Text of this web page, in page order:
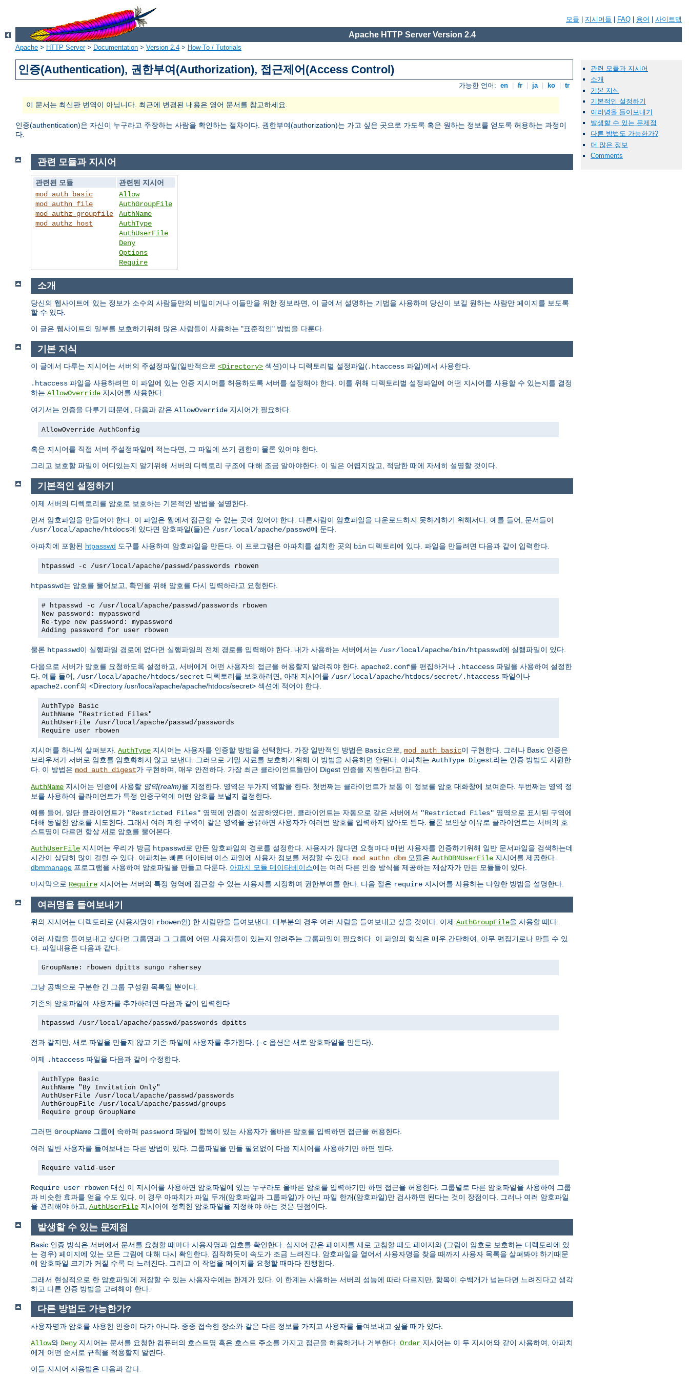
모듈 지시어들 FAQ 용어 사이트맵
Apache HTTP Server Version 2.4
Apache > HTTP Server> Documentation > Version 2.4 > How-To / Tutorials
인증(Authentication), 권한부여(Authorization), 접근제어(Access Control)
가능한 언어: en fr ja ko tr
이 문서는 최신판 번역이 아닙니다. 최근에 변경된 내용은 영어 문서를 참고하세요.
인증(authentication)은 자신이 누구라고 주장하는 사람을 확인하는 절차이다. 권한부여(authorization)는 가고 싶은 곳으로 가도록 혹은 원하는 정보를 얻도록 허용하는 과정이
다.
관련 모듈과 지시어
소개
기본 지식
기본적인 설정하기
여러명을 들여보내기
발생할 수 있는 문제점
다른 방법도 가능한가?
더 많은 정보
Comments
관련 모듈과 지시어
관련된 모듈
관련된 지시어
mod_auth_basic
mod_authn_file
mod_authz_groupfile
mod_authz_host
Allow
AuthGroupFile
AuthName
AuthType
AuthUserFile
Deny
Options
Require
소개
당신의 웹사이트에 있는 정보가 소수의 사람들만의 비밀이거나 이들만을 위한 정보라면, 이 글에서 설명하는 기법을 사용하여 당신이 보길 원하는 사람만 페이지를 보도록
할 수 있다.
이 글은 웹사이트의 일부를 보호하기위해 많은 사람들이 사용하는 "표준적인" 방법을 다룬다.
기본 지식
이 글에서 다루는 지시어는 서버의 주설정파일(일반적으로 <Directory> 섹션)이나 디렉토리별 설정파일(.htaccess 파일)에서 사용한다.
.htaccess 파일을 사용하려면 이 파일에 있는 인증 지시어를 허용하도록 서버를 설정해야 한다. 이를 위해 디렉토리별 설정파일에 어떤 지시어를 사용할 수 있는지를 결정
하는 AllowOverride 지시어를 사용한다.
여기서는 인증을 다루기 때문에, 다음과 같은 AllowOverride 지시어가 필요하다.
AllowOverride AuthConfig
혹은 지시어를 직접 서버 주설정파일에 적는다면, 그 파일에 쓰기 권한이 물론 있어야 한다.
그리고 보호할 파일이 어디있는지 알기위해 서버의 디렉토리 구조에 대해 조금 알아야한다. 이 일은 어렵지않고, 적당한 때에 자세히 설명할 것이다.
기본적인 설정하기
이제 서버의 디렉토리를 암호로 보호하는 기본적인 방법을 설명한다.
먼저 암호파일을 만들어야 한다. 이 파일은 웹에서 접근할 수 없는 곳에 있어야 한다. 다른사람이 암호파일을 다운로드하지 못하게하기 위해서다. 예를 들어, 문서들이
/usr/local/apache/htdocs에 있다면 암호파일(들)은 /usr/local/apache/passwd에 둔다.
아파치에 포함된 htpasswd 도구를 사용하여 암호파일을 만든다. 이 프로그램은 아파치를 설치한 곳의 bin 디렉토리에 있다. 파일을 만들려면 다음과 같이 입력한다.
htpasswd -c /usr/local/apache/passwd/passwords rbowen
htpasswd는 암호를 물어보고, 확인을 위해 암호를 다시 입력하라고 요청한다.
# htpasswd -c /usr/local/apache/passwd/passwords rbowen
New password: mypassword
Re-type new password: mypassword
Adding password for user rbowen
물론 htpasswd이 실행파일 경로에 없다면 실행파일의 전체 경로를 입력해야 한다. 내가 사용하는 서버에서는 /usr/local/apache/bin/htpasswd에 실행파일이 있다.
다음으로 서버가 암호를 요청하도록 설정하고, 서버에게 어떤 사용자의 접근을 허용할지 알려줘야 한다. apache2.conf를 편집하거나 .htaccess 파일을 사용하여 설정한
다. 예를 들어, /usr/local/apache/htdocs/secret 디렉토리를 보호하려면, 아래 지시어를 /usr/local/apache/htdocs/secret/.htaccess 파일이나
apache2.conf의 <Directory /usr/local/apache/apache/htdocs/secret> 섹션에 적어야 한다.
AuthType Basic
AuthName "Restricted Files"
AuthUserFile /usr/local/apache/passwd/passwords
Require user rbowen
지시어를 하나씩 살펴보자. AuthType 지시어는 사용자를 인증할 방법을 선택한다. 가장 일반적인 방법은 Basic으로, mod_auth_basic이 구현한다. 그러나 Basic 인증은
브라우저가 서버로 암호를 암호화하지 않고 보낸다. 그러므로 기밀 자료를 보호하기위해 이 방법을 사용하면 안된다. 아파치는 AuthType Digest라는 인증 방법도 지원한
다. 이 방법은 mod_auth_digest가 구현하며, 매우 안전하다. 가장 최근 클라이언트들만이 Digest 인증을 지원한다고 한다.
AuthName 지시어는 인증에 사용할 영역(realm)을 지정한다. 영역은 두가지 역할을 한다. 첫번째는 클라이언트가 보통 이 정보를 암호 대화창에 보여준다. 두번째는 영역 정
보를 사용하여 클라이언트가 특정 인증구역에 어떤 암호를 보낼지 결정한다.
예를 들어, 일단 클라이언트가 "Restricted Files" 영역에 인증이 성공하였다면, 클라이언트는 자동으로 같은 서버에서 "Restricted Files" 영역으로 표시된 구역에
대해 동일한 암호를 시도한다. 그래서 여러 제한 구역이 같은 영역을 공유하면 사용자가 여러번 암호를 입력하지 않아도 된다. 물론 보안상 이유로 클라이언트는 서버의 호
스트명이 다르면 항상 새로 암호를 물어본다.
AuthUserFile 지시어는 우리가 방금 htpasswd 로 만든 암호파일의 경로를 설정한다. 사용자가 많다면 요청마다 매번 사용자를 인증하기위해 일반 문서파일을 검색하는데
시간이 상당히 많이 걸릴 수 있다. 아파치는 빠른 데이타베이스 파일에 사용자 정보를 저장할 수 있다. mod_authn_dbm 모듈은 AuthDBMUserFile 지시어를 제공한다.
dbmmanage 프로그램을 사용하여 암호파일을 만들고 다룬다. 아파치 모듈 데이타베이스에는 여러 다른 인증 방식을 제공하는 제삼자가 만든 모듈들이 있다.
마지막으로 Require 지시어는 서버의 특정 영역에 접근할 수 있는 사용자를 지정하여 권한부여를 한다. 다음 절은 require 지시어를 사용하는 다양한 방법을 설명한다.
여러명을 들여보내기
위의 지시어는 디렉토리로 (사용자명이 rbowen인) 한 사람만을 들여보낸다. 대부분의 경우 여러 사람을 들여보내고 싶을 것이다. 이제 AuthGroupFile을 사용할 때다.
여러 사람을 들여보내고 싶다면 그룹명과 그 그룹에 어떤 사용자들이 있는지 알려주는 그룹파일이 필요하다. 이 파일의 형식은 매우 간단하여, 아무 편집기로나 만들 수 있
다. 파일내용은 다음과 같다.
GroupName: rbowen dpitts sungo rshersey
그냥 공백으로 구분한 긴 그룹 구성원 목록일 뿐이다.
기존의 암호파일에 사용자를 추가하려면 다음과 같이 입력한다
htpasswd /usr/local/apache/passwd/passwords dpitts
전과 같지만, 새로 파일을 만들지 않고 기존 파일에 사용자를 추가한다. (-c 옵션은 새로 암호파일을 만든다).
이제 .htaccess 파일을 다음과 같이 수정한다.
AuthType Basic
AuthName "By Invitation Only"
AuthUserFile /usr/local/apache/passwd/passwords
AuthGroupFile /usr/local/apache/passwd/groups
Require group GroupName
그러면 GroupName 그룹에 속하며 password 파일에 항목이 있는 사용자가 올바른 암호를 입력하면 접근을 허용한다.
여러 일반 사용자를 들여보내는 다른 방법이 있다. 그룹파일을 만들 필요없이 다음 지시어를 사용하기만 하면 된다.
Require valid-user
Require user rbowen 대신 이 지시어를 사용하면 암호파일에 있는 누구라도 올바른 암호를 입력하기만 하면 접근을 허용한다. 그룹별로 다른 암호파일을 사용하여 그룹
과 비슷한 효과를 얻을 수도 있다. 이 경우 아파치가 파일 두개(암호파일과 그룹파일)가 아닌 파일 한개(암호파일)만 검사하면 된다는 것이 장점이다. 그러나 여러 암호파일
을 관리해야 하고, AuthUserFile 지시어에 정확한 암호파일을 지정해야 하는 것은 단점이다.
발생할 수 있는 문제점
Basic 인증 방식은 서버에서 문서를 요청할 때마다 사용자명과 암호를 확인한다. 심지어 같은 페이지를 새로 고침할 때도 페이지와 (그림이 암호로 보호하는 디렉토리에 있
는 경우) 페이지에 있는 모든 그림에 대해 다시 확인한다. 짐작하듯이 속도가 조금 느려진다. 암호파일을 열어서 사용자명을 찾을 때까지 사용자 목록을 살펴봐야 하기때문
에 암호파일 크기가 커질 수록 더 느려진다. 그리고 이 작업을 페이지를 요청할 때마다 진행한다.
그래서 현실적으로 한 암호파일에 저장할 수 있는 사용자수에는 한계가 있다. 이 한계는 사용하는 서버의 성능에 따라 다르지만, 항목이 수백개가 넘는다면 느려진다고 생각
하고 다른 인증 방법을 고려해야 한다.
다른 방법도 가능한가?
사용자명과 암호를 사용한 인증이 다가 아니다. 종종 접속한 장소와 같은 다른 정보를 가지고 사용자를 들여보내고 싶을 때가 있다.
Allow와 Deny 지시어는 문서를 요청한 컴퓨터의 호스트명 혹은 호스트 주소를 가지고 접근을 허용하거나 거부한다. Order 지시어는 이 두 지시어와 같이 사용하여, 아파치
에게 어떤 순서로 규칙을 적용할지 알린다.
이들 지시어 사용법은 다음과 같다.